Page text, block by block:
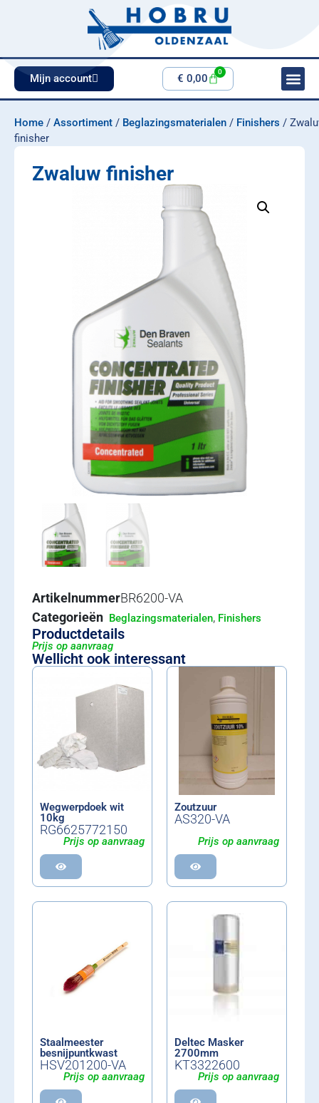
Mijn account € 0,00
0
Home / Assortiment / Beglazingsmaterialen / Finishers /
finisher
Zwaluw finisher
ArtikelnummerBR6200-VA
Categorieën Beglazingsmaterialen, Finishers
Productdetails
Prijs op aanvraag
Wellicht ook interessant
Wegwerpdoek wit
10kg
RG6625772150
Prijs op aanvraag
Zoutzuur
AS320-VA
Prijs op aanvraag
Staalmeester
besnijpuntkwast
HSV201200-VA
Prijs op aanvraag
Deltec Masker
2700mm
KT3322600
Prijs op aanvraag